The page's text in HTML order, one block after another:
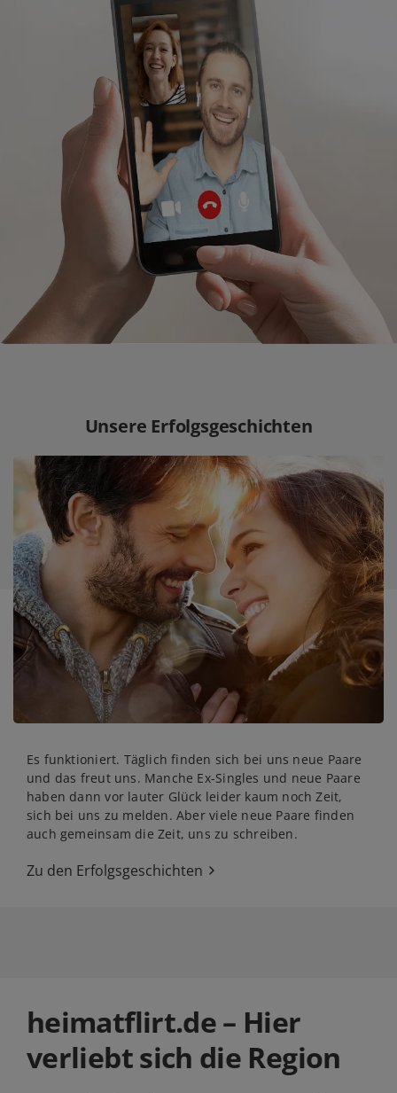
Unsere Erfolgsgeschichten
Es funktioniert. Täglich finden sich bei uns neue Paare
und das freut uns. Manche Ex-Singles und neue Paare
haben dann vor lauter Glück leider kaum noch Zeit,
sich bei uns zu melden. Aber viele neue Paare finden
auch gemeinsam die Zeit, uns zu schreiben.
Zu den Erfolgsgeschichten
heimatflirt.de – Hier
verliebt sich die Region